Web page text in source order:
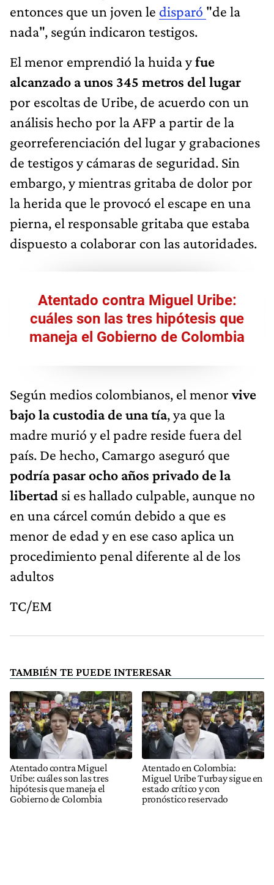
entonces que un joven le disparó "de la
nada", según indicaron testigos.
El menor emprendió la huida yfue
alcanzado a unos 345 metros del lugar
por escoltas de Uribe, de acuerdo con un
análisis hecho por la AFP a partir de la
georreferenciación del lugar y grabaciones
de testigos y cámaras de seguridad. Sin
embargo, y mientras gritaba de dolor por
la herida que le provocó el escape en una
pierna, el responsable gritaba que estaba
dispuesto a colaborar con las autoridades.
Atentado contra Miguel Uribe:
cuáles son las tres hipótesis que
maneja el Gobierno de Colombia
Según medios colombianos, el menorvive
bajo la custodia de una tía, ya que la
madre murió y el padre reside fuera del
país. De hecho, Camargo aseguró que
podría pasar ocho años privado de la
libertad si es hallado culpable, aunque no
en una cárcel común debido a que es
menor de edad y en ese caso aplica un
procedimiento penal diferente al de los
adultos
TC/EM
TAMBIÉN TE PUEDE INTERESAR
Atentado contra Miguel
Uribe: cuáles son las tres
hipótesis que maneja el
Gobierno de Colombia
Atentado en Colombia:
Miguel Uribe Turbay sigue en
estado crítico y con
pronóstico reservado